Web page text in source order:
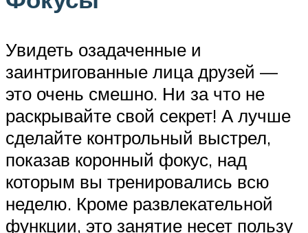
Увидеть озадаченные и
заинтригованные лица друзей —
это очень смешно. Ни за что не
раскрывайте свой секрет! А лучше
сделайте контрольный выстрел,
показав коронный фокус, над
которым вы тренировались всю
неделю. Кроме развлекательной
функции, это занятие несет пользу